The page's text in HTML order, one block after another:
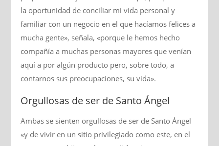
la oportunidad de conciliar mi vida personal y
familiar con un negocio en el que hacíamos felices a
mucha gente», señala, «porque le hemos hecho
compañía a muchas personas mayores que venían
aquí a por algún producto pero, sobre todo, a
contarnos sus preocupaciones, su vida».
Orgullosas de ser de Santo Ángel
Ambas se sienten orgullosas de ser de Santo Ángel
«y de vivir en un sitio privilegiado como este, en el